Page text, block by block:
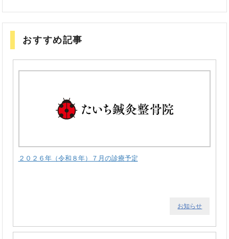
おすすめ記事
２０２６年（令和８年）７月の診療予定
お知らせ